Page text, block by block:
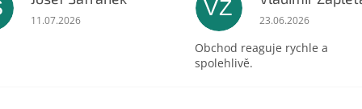
Hodnocení obchodu je 5 z 5 hvězdiček.
11.07.2026
VZ Hodnocení
23.06.2026
Obchod reaguje rychle a
spolehlivě.